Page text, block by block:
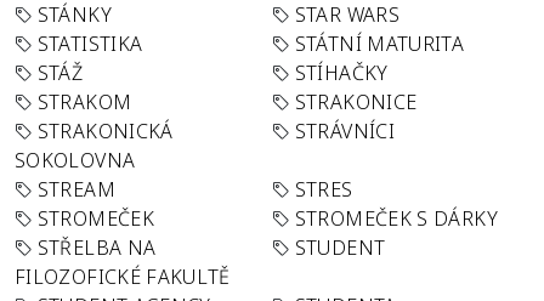
STÁNKY
STAR WARS
STATISTIKA
STÁTNÍ MATURITA
STÁŽ
STÍHAČKY
STRAKOM
STRAKONICE
STRAKONICKÁ
SOKOLOVNA
STRÁVNÍCI
STREAM
STRES
STROMEČEK
STROMEČEK S DÁRKY
STŘELBA NA
FILOZOFICKÉ FAKULTĚ
STUDENT